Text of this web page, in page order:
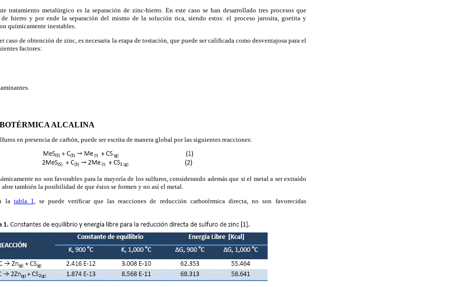
tratamiento metalúrgico es la separación de zinc-hierro. En este caso se han desarrollado tres procesos que
hierro y por ende la separación del mismo de la solución rica, siendo estos: el proceso jarosita, goetita y
químicamente inestables.
caso de obtención de zinc, es necesaria la etapa de tostación, que puede ser calificada como desventajosa para el
factores:
ALCALINA
en presencia de carbón, puede ser escrita de manera global por las siguientes reacciones:
no son favorables para la mayoría de los sulfuros, considerando además que si el metal a ser extraído
abre también la posibilidad de que éstos se formen y no así el metal.
la tabla 1, se puede verificar que las reacciones de reducción carbotérmica directa, no son favorecidas